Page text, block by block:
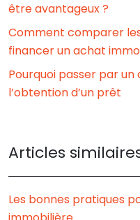
être avantageux ?
Comment comparer
financer un achat
Pourquoi passer par
l’obtention d’un prêt
Articles
Les bonnes pratiques